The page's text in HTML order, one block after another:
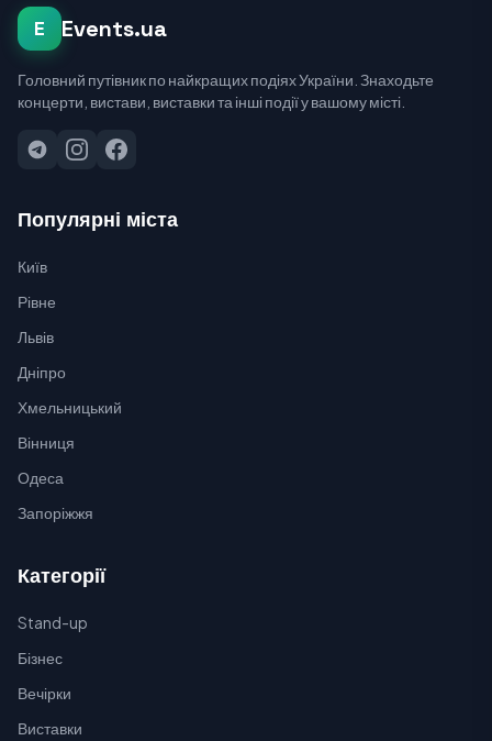
E Events.ua
Головний путівник по найкращих подіях України. Знаходьте
концерти, вистави, виставки та інші події у вашому місті.
Популярні міста
Київ
Рівне
Львів
Дніпро
Хмельницький
Вінниця
Одеса
Запоріжжя
Категорії
Stand-up
Бізнес
Вечірки
Виставки